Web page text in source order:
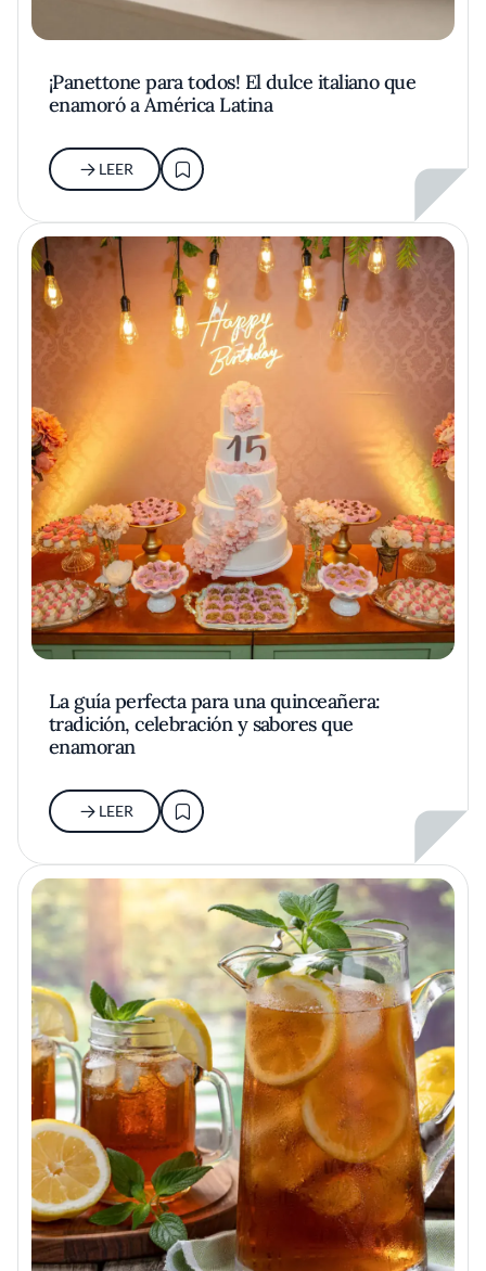
¡Panettone para todos! El dulce italiano que
enamoró a América Latina
LEER
La guía perfecta para una quinceañera:
tradición, celebración y sabores que
enamoran
LEER